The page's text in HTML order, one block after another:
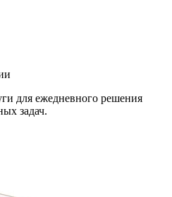
для ежедневного решения
задач.